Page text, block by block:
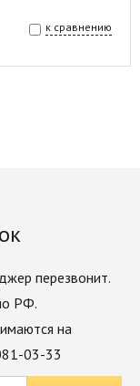
к сравнению
перезвонит.
РФ.
на
03-33